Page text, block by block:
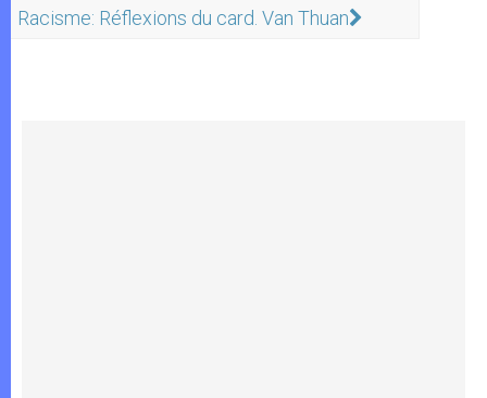
Racisme: Réflexions du card. Van Thuan